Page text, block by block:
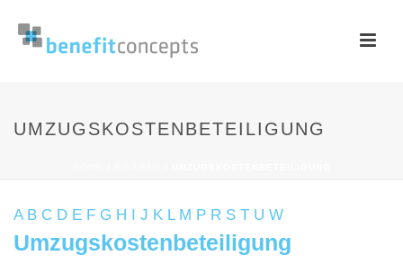
UMZUGSKOSTENBETEILIGUNG
A B C D E F G H I J K L M P R S T U W
Umzugskostenbeteiligung